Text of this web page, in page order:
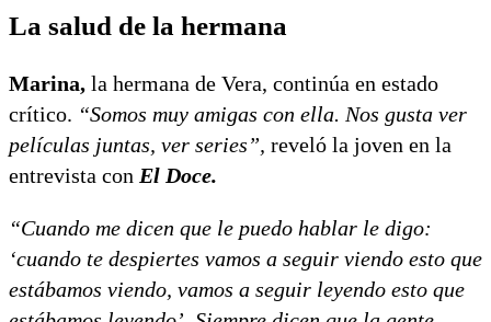
La salud de la hermana
Marina, la hermana de Vera, continúa en estado
crítico. “Somos muy amigas con ella. Nos gusta ver
películas juntas, ver series”, reveló la joven en la
entrevista con El Doce.
“Cuando me dicen que le puedo hablar le digo:
‘cuando te despiertes vamos a seguir viendo esto que
estábamos viendo, vamos a seguir leyendo esto que